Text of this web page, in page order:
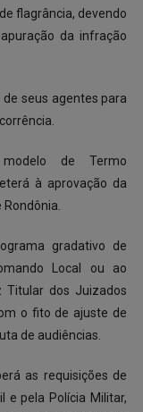
flagrância, devendo
da infração
de seus agentes para
de Termo
à aprovação da
Rondônia.
gradativo de
Local ou ao
Titular dos Juizados
o fito de ajuste de
de audiências.
as requisições de
e pela Polícia Militar,